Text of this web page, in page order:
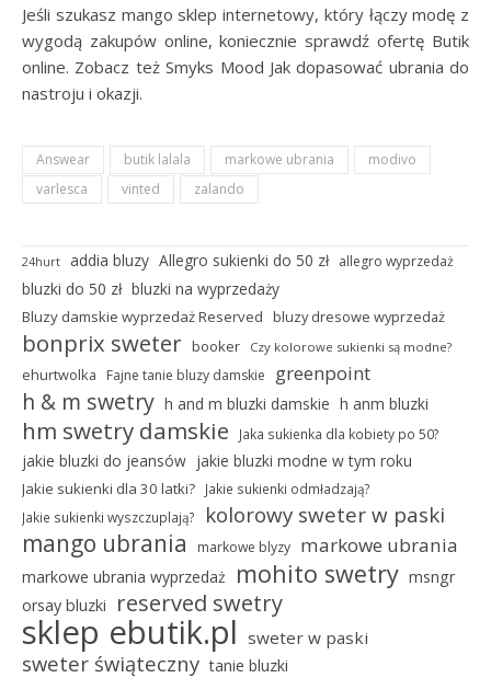
Jeśli szukasz mango sklep internetowy, który łączy modę z
wygodą zakupów online, koniecznie sprawdź ofertę Butik
online. Zobacz też Smyks Mood Jak dopasować ubrania do
nastroju i okazji.
Answear butik lalala markowe ubrania
modivo
varlesca
vinted zalando
24hurt addia bluzy Allegro sukienki do 50 zł allegro wyprzedaż
bluzki do 50 zł bluzki na wyprzedaży
Bluzy damskie wyprzedaż Reserved bluzy dresowe wyprzedaż
bonprix sweter booker Czy kolorowe sukienki są modne?
ehurtwolka Fajne tanie bluzy damskie greenpoint
h & m swetry h and m bluzki damskie h anm bluzki
hm swetry damskie Jaka sukienka dla kobiety po 50?
jakie bluzki do jeansów jakie bluzki modne w tym roku
Jakie sukienki dla 30 latki?
Jakie sukienki odmładzają?
Jakie sukienki wyszczuplają?
kolorowy sweter w paski
mango ubrania markowe blyzy markowe ubrania
markowe ubrania wyprzedaż mohito swetry msngr
orsay bluzki
reserved swetry
sklep ebutik.pl sweter w paski
sweter świąteczny tanie bluzki